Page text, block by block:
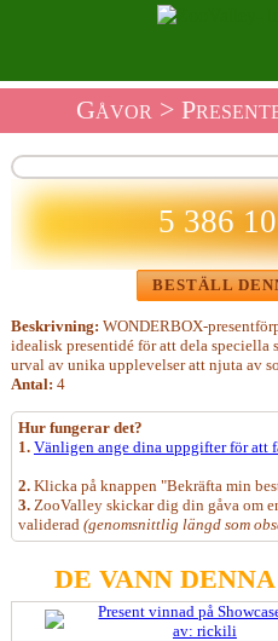
Gåvor>
5 386
BESTÄLL
Beskrivning: WONDERBOX-
idealisk presentidé för att dela speciella
urval av unika upplevelser att njuta av
Antal: 4
Hur fungerar det?
1. Vänligen ange dina uppgifter för att
2.Klicka på knappen "Bekräfta min
3.ZooValley skickar dig din gåva om
validerad (genomsnittlig längd som
DE VANN
Present vinnad på
av: rickili